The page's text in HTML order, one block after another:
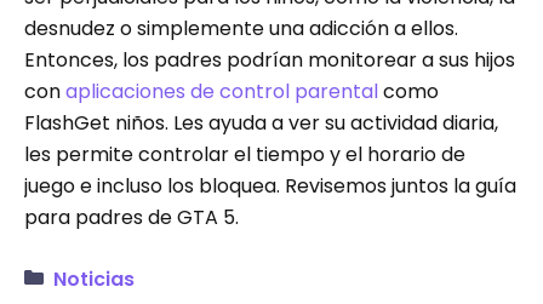
desnudez o simplemente una adicción a ellos.
Entonces, los padres podrían monitorear a sus hijos
conaplicaciones de control parentalcomo
FlashGet niños. Les ayuda a ver su actividad diaria,
les permite controlar el tiempo y el horario de
juego e incluso los bloquea. Revisemos juntos la guía
para padres de GTA 5.
Noticias